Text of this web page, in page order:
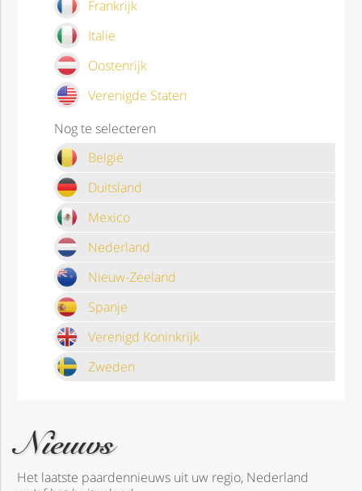
Frankrijk
Italie
Oostenrijk
Verenigde Staten
Nog te selecteren
België
Duitsland
Mexico
Nederland
Nieuw-Zeeland
Spanje
Verenigd Koninkrijk
Zweden
Nieuws
Het laatste paardennieuws uit uw regio, Nederland